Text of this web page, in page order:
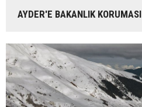
AYDER'E BAKANLIK KORUMASI